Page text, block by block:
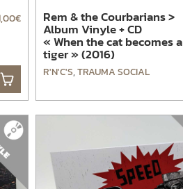
€ Rem & the Courbarians >
Album Vinyle + CD
« When the cat becomes a
tiger » (2016)
R'N'C'S,TRAUMA SOCIAL